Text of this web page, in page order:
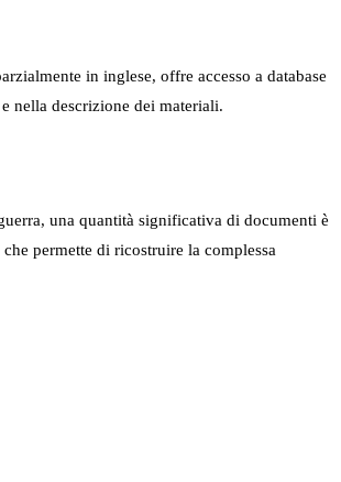
in inglese, offre accesso a database
nella descrizione dei materiali.
una quantità significativa di documenti è
permette di ricostruire la complessa